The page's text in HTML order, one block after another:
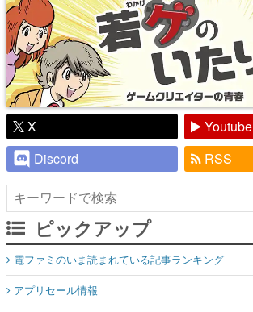
X
Youtube
Discord
RSS
ピックアップ
電ファミのいま読まれている記事ランキング
アプリセール情報